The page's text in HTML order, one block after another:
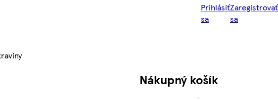
Prihlásiť
sa
Zaregistrovať
sa
Nákupný košík